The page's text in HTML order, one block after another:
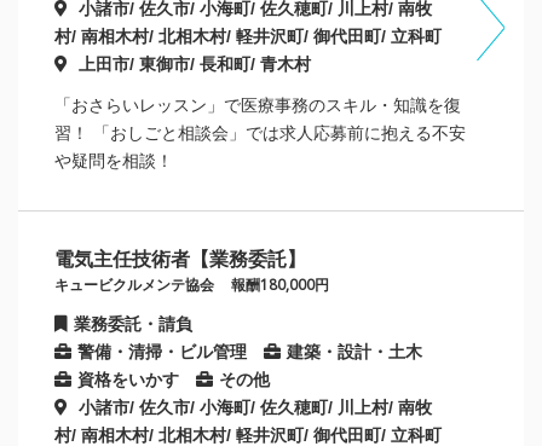
小諸市/ 佐久市/ 小海町/ 佐久穂町/ 川上村/ 南牧
村/ 南相木村/ 北相木村/ 軽井沢町/ 御代田町/ 立科町
上田市/ 東御市/ 長和町/ 青木村
「おさらいレッスン」で医療事務のスキル・知識を復
習！ 「おしごと相談会」では求人応募前に抱える不安
や疑問を相談！
電気主任技術者【業務委託】
キュービクルメンテ協会 報酬180,000円
業務委託・請負
警備・清掃・ビル管理
建築・設計・土木
資格をいかす
その他
小諸市/ 佐久市/ 小海町/ 佐久穂町/ 川上村/ 南牧
村/ 南相木村/ 北相木村/ 軽井沢町/ 御代田町/ 立科町